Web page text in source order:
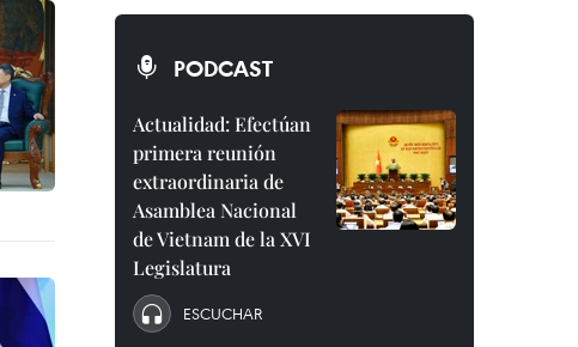
PODCAST
Actualidad: Efectúan
primera reunión
extraordinaria de
Asamblea Nacional
de Vietnam de la XVI
Legislatura
ESCUCHAR